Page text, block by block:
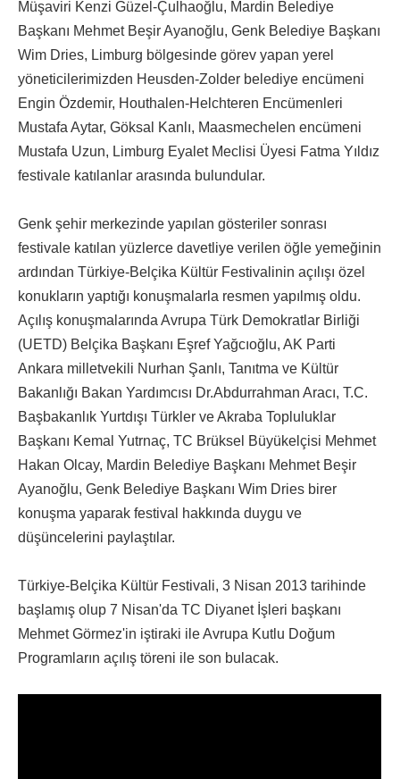
Müşaviri Kenzi Güzel-Çulhaoğlu, Mardin Belediye
Başkanı Mehmet Beşir Ayanoğlu, Genk Belediye Başkanı
Wim Dries, Limburg bölgesinde görev yapan yerel
yöneticilerimizden Heusden-Zolder belediye encümeni
Engin Özdemir, Houthalen-Helchteren Encümenleri
Mustafa Aytar, Göksal Kanlı, Maasmechelen encümeni
Mustafa Uzun, Limburg Eyalet Meclisi Üyesi Fatma Yıldız
festivale katılanlar arasında bulundular.
Genk şehir merkezinde yapılan gösteriler sonrası
festivale katılan yüzlerce davetliye verilen öğle yemeğinin
ardından Türkiye-Belçika Kültür Festivalinin açılışı özel
konukların yaptığı konuşmalarla resmen yapılmış oldu.
Açılış konuşmalarında Avrupa Türk Demokratlar Birliği
(UETD) Belçika Başkanı Eşref Yağcıoğlu, AK Parti
Ankara milletvekili Nurhan Şanlı, Tanıtma ve Kültür
Bakanlığı Bakan Yardımcısı Dr.Abdurrahman Aracı, T.C.
Başbakanlık Yurtdışı Türkler ve Akraba Topluluklar
Başkanı Kemal Yutrnaç, TC Brüksel Büyükelçisi Mehmet
Hakan Olcay, Mardin Belediye Başkanı Mehmet Beşir
Ayanoğlu, Genk Belediye Başkanı Wim Dries birer
konuşma yaparak festival hakkında duygu ve
düşüncelerini paylaştılar.
Türkiye-Belçika Kültür Festivali, 3 Nisan 2013 tarihinde
başlamış olup 7 Nisan'da TC Diyanet İşleri başkanı
Mehmet Görmez'in iştiraki ile Avrupa Kutlu Doğum
Programların açılış töreni ile son bulacak.